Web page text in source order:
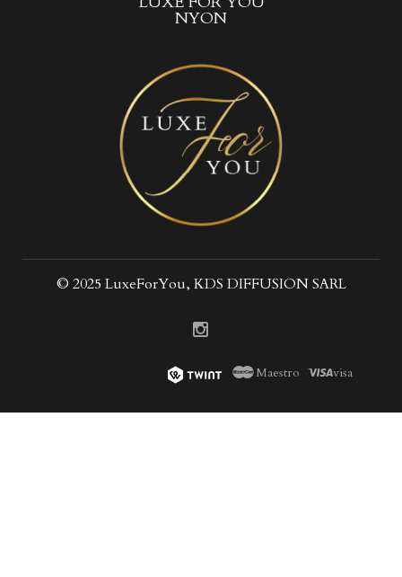
NYON
© 2025 LuxeForYou, KDS DIFFUSION SARL
Maestro visa